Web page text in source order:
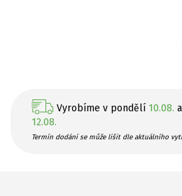
Vyrobíme v pondělí 10.08.
12.08.
Termín dodání se může lišit dle aktuálního